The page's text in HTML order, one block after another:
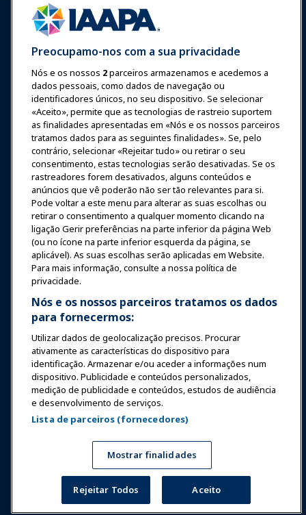
Entrar Junte-se Agora
Prêmios Carreiras
Contato
Expos e Eventos
Notícias & Diversão
Educação
Segurança & Proteção
Advocacia
Pesquisa e Relatórios
Sobre a IAAPA
Parceiros
Copyright © 2026 Associação Internacional de Parques de
Diversões e Atrações. Todos os direitos reservados.
Política de Privacidade
Termos de Serviço
Aviso de tradução
Gerir preferências
Preocupamo-nos com a sua privacidade
Nós e os nossos 2parceiros armazenamos e acedemos a
dados pessoais, como dados de navegação ou
identificadores únicos, no seu dispositivo. Se selecionar
«Aceito», permite que as tecnologias de rastreio suportem
as finalidades apresentadas em «Nós e os nossos parceiros
tratamos dados para as seguintes finalidades». Se, pelo
contrário, selecionar «Rejeitar tudo» ou retirar o seu
consentimento, estas tecnologias serão desativadas. Se os
rastreadores forem desativados, alguns conteúdos e
anúncios que vê poderão não ser tão relevantes para si.
Pode voltar a este menu para alterar as suas escolhas ou
retirar o consentimento a qualquer momento clicando na
ligação Gerir preferências na parte inferior da página Web
(ou no ícone na parte inferior esquerda da página, se
aplicável). As suas escolhas serão aplicadas em Website.
Para mais informação, consulte a nossa política de
privacidade.
Nós e os nossos parceiros tratamos os dados
para fornecermos:
Utilizar dados de geolocalização precisos. Procurar
ativamente as características do dispositivo para
identificação. Armazenar e/ou aceder a informações num
dispositivo. Publicidade e conteúdos personalizados,
medição de publicidade e conteúdos, estudos de audiência
e desenvolvimento de serviços.
Lista de parceiros (fornecedores)
Mostrar finalidades
Rejeitar Todos Aceito